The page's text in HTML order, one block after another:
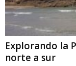
Explorando la
norte a sur